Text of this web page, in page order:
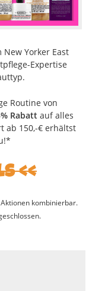
Yorker East
Expertise
Routine von
Rabatt auf alles
ab 150,-€ erhältst
kombinierbar.